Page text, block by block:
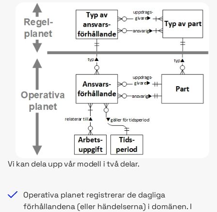
Vi kan dela upp vår modell i två delar.
Operativa planet registrerar de dagliga
förhållandena (eller händelserna) i domänen. I